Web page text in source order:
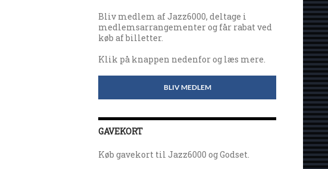
Bliv medlem af Jazz6000, deltage i
medlemsarrangementer og får rabat ved
køb af billetter.
Klik på knappen nedenfor og læs mere.
BLIV MEDLEM
GAVEKORT
Køb gavekort til Jazz6000 og Godset.